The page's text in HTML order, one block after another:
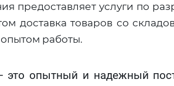
предоставляет услуги по
доставка товаров со
работы.
это опытный и надежный